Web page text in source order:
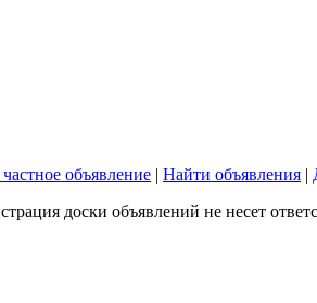
объявление | Найти объявления |
доски объявлений не несет